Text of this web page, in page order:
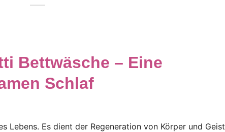
Bettwäsche – Eine
Schlaf
Lebens. Es dient der Regeneration von Körper und Geist